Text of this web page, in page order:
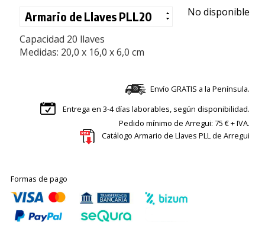
Capacidad 20 llaves
Medidas: 20,0 x 16,0 x 6,0 cm
No disponible
Envío GRATIS a la Península.
Entrega en 3-4 días laborables, según disponibilidad.
Pedido mínimo de Arregui: 75 € + IVA.
Catálogo Armario de Llaves PLL de Arregui
Formas de pago